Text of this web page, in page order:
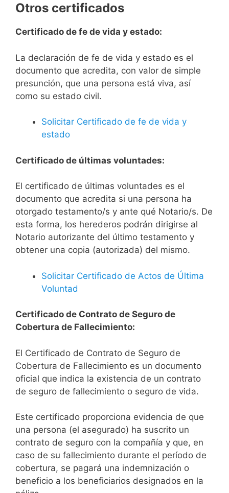
Otros certificados
Certificado de fe de vida y estado:
La declaración de fe de vida y estado es el
documento que acredita, con valor de simple
presunción, que una persona está viva, así
como su estado civil.
Solicitar Certificado de fe de vida y
estado
Certificado de últimas voluntades:
El certificado de últimas voluntades es el
documento que acredita si una persona ha
otorgado testamento/s y ante qué Notario/s. De
esta forma, los herederos podrán dirigirse al
Notario autorizante del último testamento y
obtener una copia (autorizada) del mismo.
Solicitar Certificado de Actos de Última
Voluntad
Certificado de Contrato de Seguro de
Cobertura de Fallecimiento:
El Certificado de Contrato de Seguro de
Cobertura de Fallecimiento es un documento
oficial que indica la existencia de un contrato
de seguro de fallecimiento o seguro de vida.
Este certificado proporciona evidencia de que
una persona (el asegurado) ha suscrito un
contrato de seguro con la compañía y que, en
caso de su fallecimiento durante el período de
cobertura, se pagará una indemnización o
beneficio a los beneficiarios designados en la